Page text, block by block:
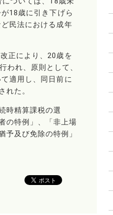
18歳に引き下げら
民法における成年
正により、20歳を
われ、原則として、
適用し、同日前に
れた。
時精算課税の選
の特例」、「非上場
及び免除の特例」